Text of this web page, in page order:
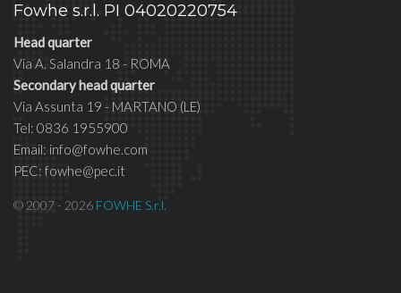
Fowhe s.r.l. PI 04020220754
Head quarter
Via A. Salandra 18 - ROMA
Secondary head quarter
Via Assunta 19 - MARTANO (LE)
Tel: 0836 1955900
Email: info@fowhe.com
PEC: fowhe@pec.it
© 2007 - 2026 FOWHE S.r.l.